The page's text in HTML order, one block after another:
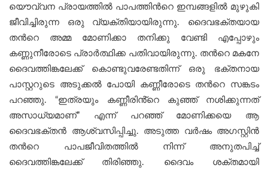
യൌവ്വന പ്രായത്തില്‍ പാപത്തിന്‍റെ ഇമ്പങ്ങളില്‍ മുഴുകി
ജീവിച്ചിരുന്ന ഒരു വ്യക്തിയായിരുന്നു. ദൈവഭക്തയായ
തന്‍റെ അമ്മ മോണിക്കാ തനിക്കു വേണ്ടി എപ്പോഴും
കണ്ണുനീരോടെ പ്രാര്‍ത്ഥിക്ക പതിവായിരുന്നു. തന്‍റെ മകനേ
ദൈവത്തിങ്കലേക്ക് കൊണ്ടുവരേണ്ടതിന്ന് ഒരു ഭക്തനായ
പാസ്റ്ററുടെ അടുക്കല്‍ പോയി കണ്ണീരോടെ തന്‍റെ സങ്കടം
പറഞ്ഞു. “ഇത്രയും കണ്ണീരിൻ്റെ കുഞ്ഞ് നശിക്കുന്നത്
അസാധ്യമാണ്” എന്ന് പറഞ്ഞ് മോണിക്കയെ ആ
ദൈവഭക്തന്‍ ആശ്വസിപ്പിച്ചു. അടുത്ത വര്‍ഷം അഗസ്റ്റിന്‍
തന്‍റെ പാപജീവിതത്തില്‍ നിന്ന് അനുതപിച്ച്
ദൈവത്തിങ്കലേക്ക് തിരിഞ്ഞു. ദൈവം ശക്തമായി